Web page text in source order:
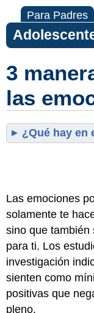
Para Padres
3
las
¿Qué hay en
Las emociones
solamente te
sino que también
para ti. Los
investigación
sienten como
positivas que
pleno.